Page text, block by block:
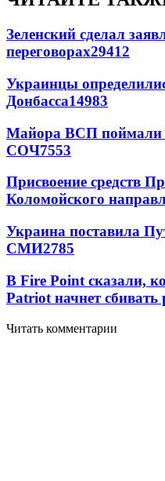
Зеленский сделал
переговорах29412
Украинцы
Донбасса14983
Майора ВСП поймали
СОЧ7553
Присвоение средств
Коломойского
Украина поставила
СМИ2785
В Fire Point сказали,
Patriot начнет сбивать
Читать комментарии